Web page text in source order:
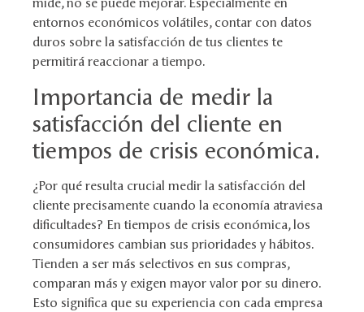
entornos económicos volátiles, contar con datos
duros sobre la satisfacción de tus clientes te
permitirá reaccionar a tiempo.
Importancia de medir la
satisfacción del cliente en
tiempos de crisis económica.
¿Por qué resulta crucial medir la satisfacción del
cliente precisamente cuando la economía atraviesa
dificultades? En tiempos de crisis económica, los
consumidores cambian sus prioridades y hábitos.
Tienden a ser más selectivos en sus compras,
comparan más y exigen mayor valor por su dinero.
Esto significa que su experiencia con cada empresa